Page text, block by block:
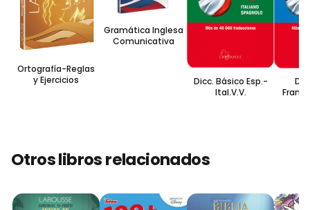
Ortografía-Reglas
y Ejercicios
Gramática Inglesa
Comunicativa
Dicc. Básico Esp.-
Ital.V.V.
Otros libros relacionados